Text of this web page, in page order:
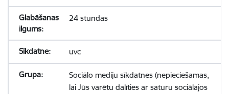
24 stundas
uvc
Sociālo mediju sīkdatnes (nepieciešamas,
lai Jūs varētu dalīties ar saturu sociālajos